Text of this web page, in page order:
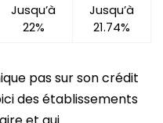
Jusqu’à
22%
Jusqu’à
21.74%
pas sur son crédit
des établissements